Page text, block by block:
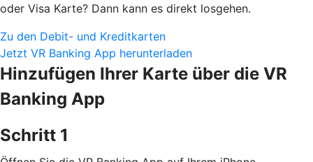
oder Visa Karte? Dann kann es direkt losgehen.
Zu den Debit- und Kreditkarten
Jetzt VR Banking App herunterladen
Hinzufügen Ihrer Karte über die VR
Banking App
Schritt 1